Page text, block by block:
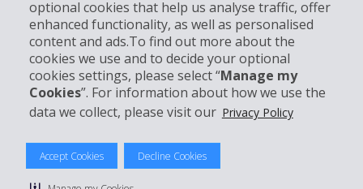
optional cookies that help us analyse traffic, offer
enhanced functionality, as well as personalised
content and ads.To find out more about the
cookies we use and to decide your optional
cookies settings, please select “Manage my
Cookies”. For information about how we use the
data we collect, please visit our Privacy Policy
Accept Cookies Decline Cookies
Klantenservice
Boek bij Hertz
© 2026 The Hertz System, Inc.
Privacybeleid | Gebruiksvoorwaarden |
Sitemap